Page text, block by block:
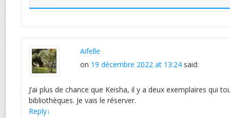
Aifelle
on 19 décembre 2022 at 13:24 said:
J’ai plus de chance que Keisha, il y a deux exemplaires qui
bibliothèques. Je vais le réserver.
Reply↓